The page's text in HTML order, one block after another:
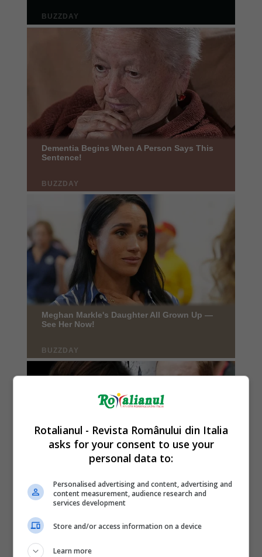
Rotalianul - Revista Românului din Italia
asks for your consent to use your
personal data to:
Personalised advertising and content, advertising and
content measurement, audience research and
services development
Store and/or access information on a device
Learn more